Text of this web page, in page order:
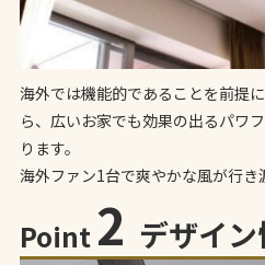
海外では機能的であることを前提
ら、広いお家でも効果の出るパワ
ります。
海外ファン1台で爽やかな風が行き
Point2 デザイ